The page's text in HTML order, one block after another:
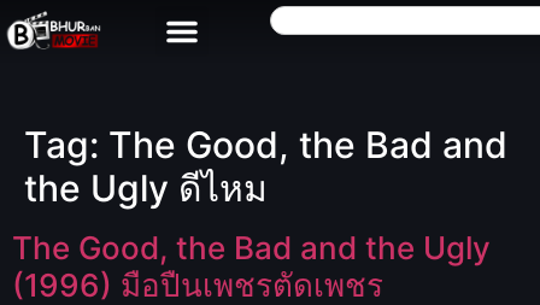
Tag: The Good, the Bad and
the Ugly ดีไหม
The Good, the Bad and the Ugly
(1996) มือปืนเพชรตัดเพชร